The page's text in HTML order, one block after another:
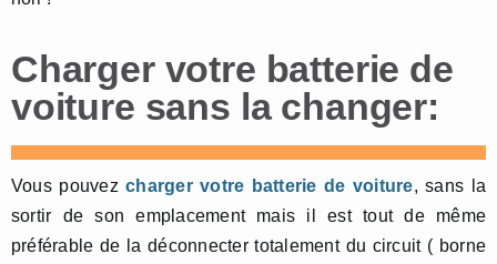
Charger votre batterie de
voiture sans la changer:
Vous pouvezcharger votre batterie de voiture, sans la
sortir de son emplacement mais il est tout de même
préférable de la déconnecter totalement du circuit ( borne